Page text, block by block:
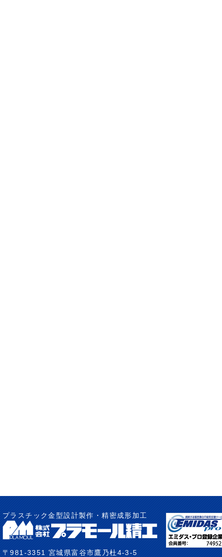
プラスチック金型設計製作・精密成形加工
〒981-3351 宮城県富谷市鷹乃杜4-3-5